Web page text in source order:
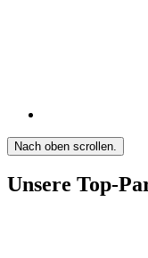
Nach oben scrollen.
Unsere Top-